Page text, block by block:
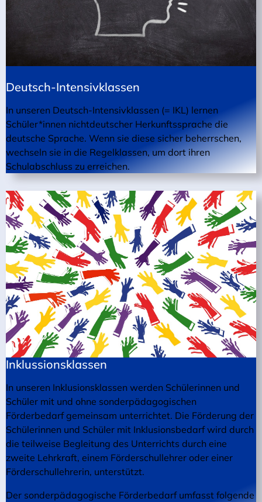
Deutsch-Intensivklassen
In unseren Deutsch-Intensivklassen (= IKL) lernen
Schüler*innen nichtdeutscher Herkunftssprache die
deutsche Sprache. Wenn sie diese sicher beherrschen,
wechseln sie in die Regelklassen, um dort ihren
Schulabschluss zu erreichen.
Inklussionsklassen
In unseren Inklusionsklassen werden Schülerinnen und
Schüler mit und ohne sonderpädagogischen
Förderbedarf gemeinsam unterrichtet. Die Förderung der
Schülerinnen und Schüler mit Inklusionsbedarf wird durch
die teilweise Begleitung des Unterrichts durch eine
zweite Lehrkraft, einem Förderschullehrer oder einer
Förderschullehrerin, unterstützt.
Der sonderpädagogische Förderbedarf umfasst folgende